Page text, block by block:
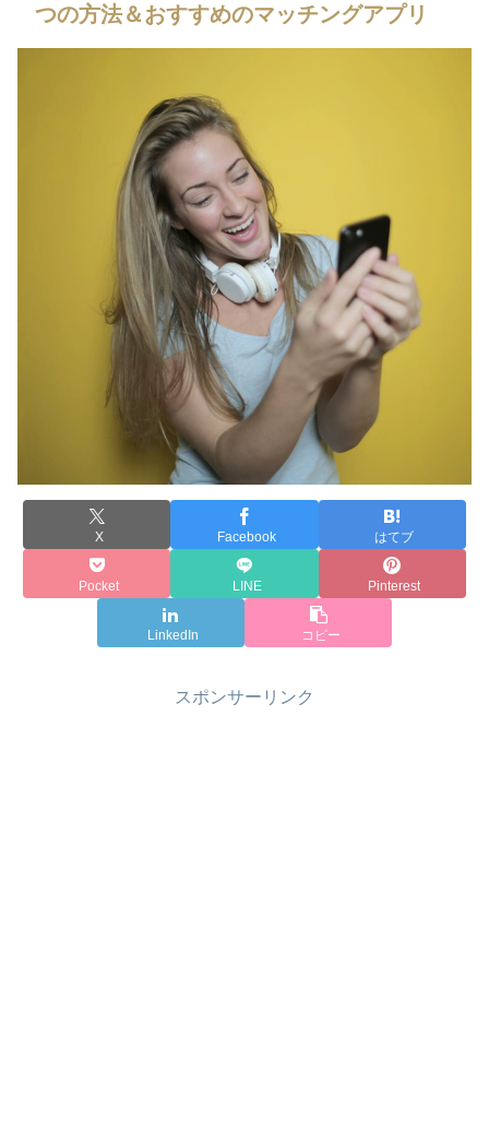
つの方法＆おすすめのマッチングアプリ
X Facebook はてブ
Pocket LINE Pinterest
LinkedIn コピー
スポンサーリンク